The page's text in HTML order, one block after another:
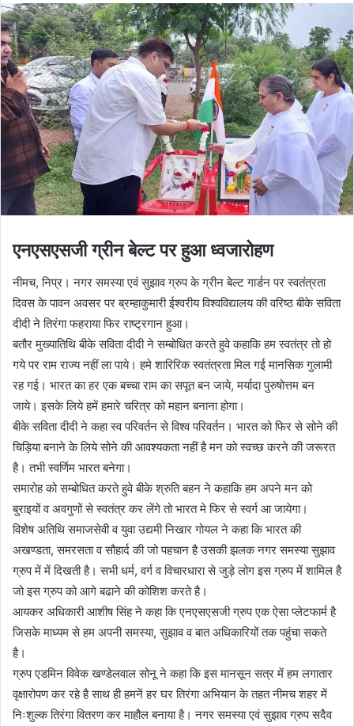
एनएसएसजी ग्रीन बेल्ट पर हुआ ध्वजारोहण
नीमच, निप्र। नगर समस्या एवं सुझाव ग्रुप के ग्रीन बेल्ट गार्डन पर स्वतंत्रता
दिवस के पावन अवसर पर ब्रम्हाकुमारी ईश्वरीय विश्वविद्यालय की वरिष्ठ बीके सविता
दीदी ने तिरंगा फहराया फिर राष्ट्रगान हुआ।
बतौर मुख्यातिथि बीके सविता दीदी ने सम्बोधित करते हुवे कहाकि हम स्वतंत्र तो हो
गये पर राम राज्य नहीं ला पाये। हमे शारिरिक स्वतंत्रता मिल गई मानसिक गुलामी
रह गई। भारत का हर एक बच्चा राम का सपूत बन जाये, मर्यादा पुरुषोत्तम बन
जाये। इसके लिये हमें हमारे चरित्र को महान बनाना होगा।
बीके सविता दीदी ने कहा स्व परिवर्तन से विश्व परिवर्तन। भारत को फिर से सोने की
चिड़िया बनाने के लिये सोने की आवश्यकता नहीं है मन को स्वच्छ करने की जरूरत
है। तभी स्वर्णिम भारत बनेगा।
समारोह को सम्बोधित करते हुवे बीके श्रुति बहन ने कहाकि हम अपने मन को
बुराइयों व अवगुणों से स्वतंत्र कर लेंगे तो भारत मे फिर से स्वर्ग आ जायेगा।
विशेष अतिथि समाजसेवी व युवा उद्यमी निखार गोयल ने कहा कि भारत की
अखण्डता, समरसता व सौहार्द की जो पहचान है उसकी झलक नगर समस्या सुझाव
ग्रुप में में दिखती है। सभी धर्म, वर्ग व विचारधारा से जुड़े लोग इस ग्रुप में शामिल है
जो इस ग्रुप को आगे बढाने की कोशिश करते है।
आयकर अधिकारी आशीष सिंह ने कहा कि एनएसएसजी ग्रुप एक ऐसा प्लेटफार्म है
जिसके माध्यम से हम अपनी समस्या, सुझाव व बात अधिकारियों तक पहुंचा सकते
है।
ग्रुप एडमिन विवेक खण्डेलवाल सोनू ने कहा कि इस मानसून सत्र में हम लगातार
वृक्षारोपण कर रहे है साथ ही हमनें हर घर तिरंगा अभियान के तहत नीमच शहर में
निःशुल्क तिरंगा वितरण कर माहौल बनाया है। नगर समस्या एवं सुझाव ग्रुप सदैव